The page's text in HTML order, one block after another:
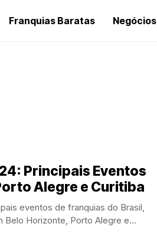
Franquias Baratas Negócios
Principais Eventos
Alegre e Curitiba
eventos de franquias do Brasil,
Horizonte, Porto Alegre e...